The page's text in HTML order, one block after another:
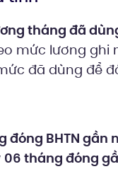
tháng đã
mức lương
đã dùng để
đóng BHTN gần
06 tháng đóng